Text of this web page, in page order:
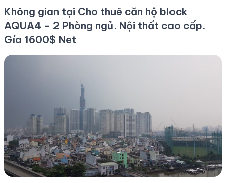
Không gian tại Cho thuê căn hộ block
AQUA4 – 2 Phòng ngủ. Nội thất cao cấp.
Gía 1600$ Net